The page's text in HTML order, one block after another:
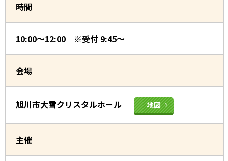
時間
10:00～12:00 ※受付 9:45～
会場
旭川市大雪クリスタルホール 地図
主催